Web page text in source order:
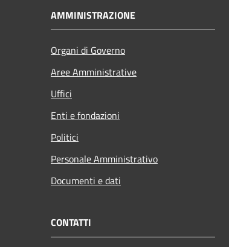
AMMINISTRAZIONE
Organi di Governo
Aree Amministrative
Uffici
Enti e fondazioni
Politici
Personale Amministrativo
Documenti e dati
CONTATTI